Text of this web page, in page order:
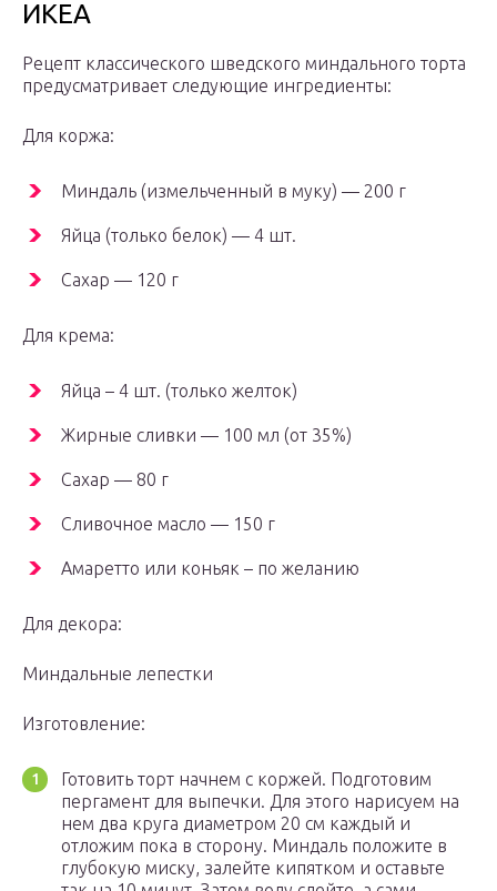
ИКЕА
Рецепт классического шведского миндального торта
предусматривает следующие ингредиенты:
Для коржа:
Миндаль (измельченный в муку) — 200 г
Яйца (только белок) — 4 шт.
Сахар — 120 г
Для крема:
Яйца – 4 шт. (только желток)
Жирные сливки — 100 мл (от 35%)
Сахар — 80 г
Сливочное масло — 150 г
Амаретто или коньяк – по желанию
Для декора:
Миндальные лепестки
Изготовление:
Готовить торт начнем с коржей. Подготовим
пергамент для выпечки. Для этого нарисуем на
нем два круга диаметром 20 см каждый и
отложим пока в сторону. Миндаль положите в
глубокую миску, залейте кипятком и оставьте